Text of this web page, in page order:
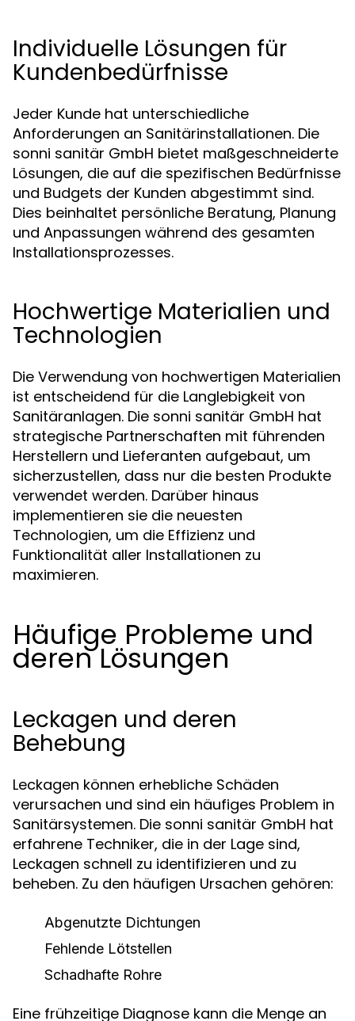
Individuelle Lösungen für
Kundenbedürfnisse
Jeder Kunde hat unterschiedliche
Anforderungen an Sanitärinstallationen. Die
sonni sanitär GmbH bietet maßgeschneiderte
Lösungen, die auf die spezifischen Bedürfnisse
und Budgets der Kunden abgestimmt sind.
Dies beinhaltet persönliche Beratung, Planung
und Anpassungen während des gesamten
Installationsprozesses.
Hochwertige Materialien und
Technologien
Die Verwendung von hochwertigen Materialien
ist entscheidend für die Langlebigkeit von
Sanitäranlagen. Die sonni sanitär GmbH hat
strategische Partnerschaften mit führenden
Herstellern und Lieferanten aufgebaut, um
sicherzustellen, dass nur die besten Produkte
verwendet werden. Darüber hinaus
implementieren sie die neuesten
Technologien, um die Effizienz und
Funktionalität aller Installationen zu
maximieren.
Häufige Probleme und
deren Lösungen
Leckagen und deren
Behebung
Leckagen können erhebliche Schäden
verursachen und sind ein häufiges Problem in
Sanitärsystemen. Die sonni sanitär GmbH hat
erfahrene Techniker, die in der Lage sind,
Leckagen schnell zu identifizieren und zu
beheben. Zu den häufigen Ursachen gehören:
Abgenutzte Dichtungen
Fehlende Lötstellen
Schadhafte Rohre
Eine frühzeitige Diagnose kann die Menge an